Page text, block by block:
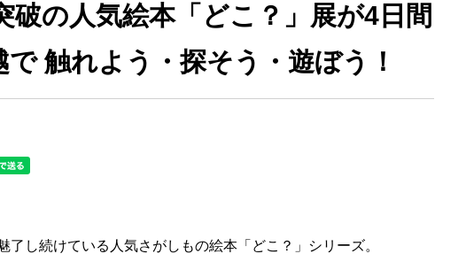
破の人気絵本「どこ？」展が4日間
で 触れよう・探そう・遊ぼう！
了し続けている人気さがしもの絵本「どこ？」シリーズ。